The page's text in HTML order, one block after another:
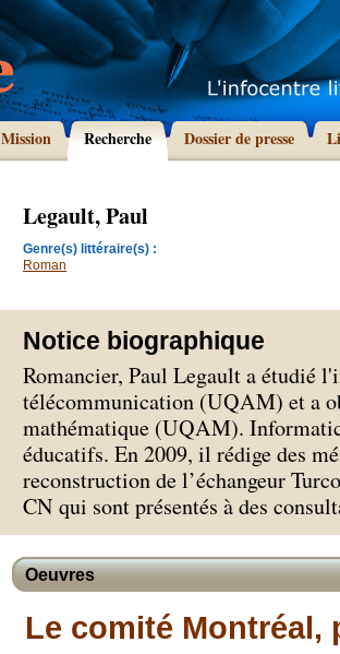
Mission Recherche Dossier de presse
Legault, Paul
Genre(s) littéraire(s) :
Roman
Notice biographique
Romancier, Paul Legault a étudié
télécommunication (UQAM) et a
mathématique (UQAM).
éducatifs. En 2009, il rédige des
reconstruction de l’échangeur
CN qui sont présentés à des
Oeuvres
Le comité Montréal,